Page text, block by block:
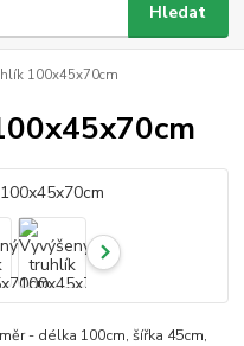
Hledat
100x45x70cm
- délka 100cm, šířka 45cm,